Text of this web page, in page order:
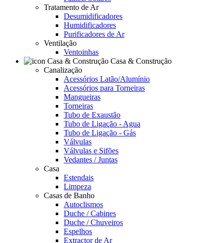
Tratamento de Ar
Desumidificadores
Humidificadores
Purificadores de Ar
Ventilação
Ventoinhas
Casa & Construção
Canalização
Acessórios Latão/Alumínio
Acessórios para Torneiras
Mangueiras
Torneiras
Tubo de Exaustão
Tubo de Ligação - Agua
Tubo de Ligação - Gás
Válvulas
Válvulas e Sifões
Vedantes / Juntas
Casa
Estendais
Limpeza
Casas de Banho
Autoclismos
Duche / Cabines
Duche / Chuveiros
Espelhos
Extractor de Ar